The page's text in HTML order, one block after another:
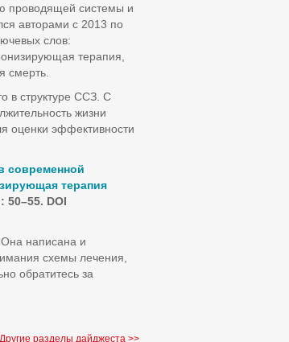
проводящей системы и
авторами с 2013 по
слов:
терапия,
смерть.
в структуре ССЗ. С
жизни
оценки эффективности
современной
терапия
50–55. DOI
написана и
схемы лечения,
обратитесь за
Другие разделы дайджеста >>